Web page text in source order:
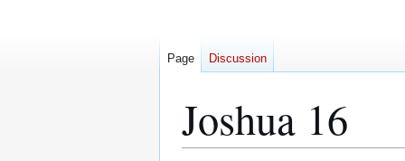
Joshua 16
Page Discussion